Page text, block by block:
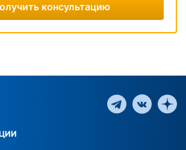
консультацию